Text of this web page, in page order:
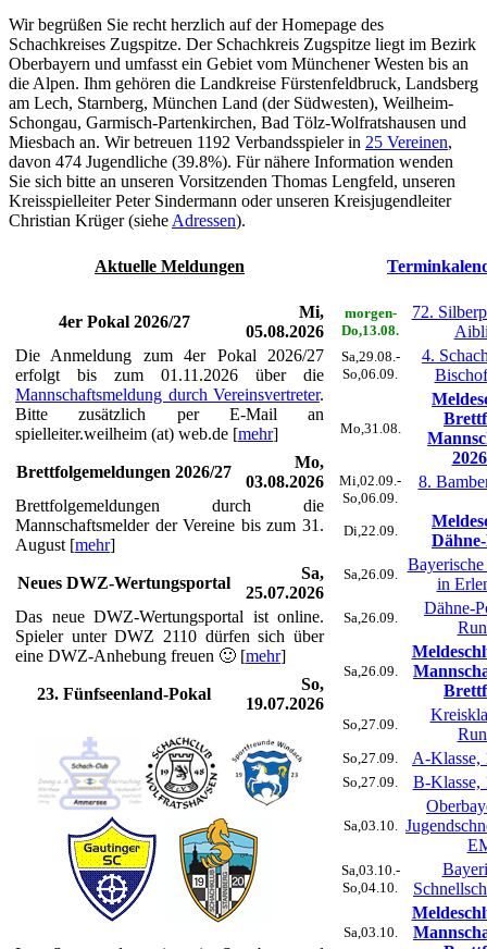
Wir begrüßen Sie recht herzlich auf der Homepage des
Schachkreises Zugspitze. Der Schachkreis Zugspitze liegt im Bezirk
Oberbayern und umfasst ein Gebiet vom Münchener Westen bis an
die Alpen. Ihm gehören die Landkreise Fürstenfeldbruck, Landsberg
am Lech, Starnberg, München Land (der Südwesten), Weilheim-
Schongau, Garmisch-Partenkirchen, Bad Tölz-Wolfratshausen und
Miesbach an. Wir betreuen 1192 Verbandsspieler in 25 Vereinen,
davon 474 Jugendliche (39.8%). Für nähere Information wenden
Sie sich bitte an unseren Vorsitzenden Thomas Lengfeld, unseren
Kreisspielleiter Peter Sindermann oder unseren Kreisjugendleiter
Christian Krüger (siehe Adressen).
Aktuelle Meldungen
4er Pokal 2026/27
Mi,
05.08.2026
Die Anmeldung zum 4er Pokal 2026/27
erfolgt bis zum 01.11.2026 über die
Mannschaftsmeldung durch Vereinsvertreter.
Bitte zusätzlich per E-Mail an
spielleiter.weilheim (at) web.de [mehr]
Brettfolgemeldungen 2026/27
Mo,
03.08.2026
Brettfolgemeldungen durch die
Mannschaftsmelder der Vereine bis zum 31.
August [mehr]
Neues DWZ-Wertungsportal
Sa,
25.07.2026
Das neue DWZ-Wertungsportal ist online.
Spieler unter DWZ 2110 dürfen sich über
eine DWZ-Anhebung freuen 🙂 [mehr]
23. Fünfseenland-Pokal
So,
19.07.2026
morgen-
Do,13.08.
72.
Sa,29.08.-
So,06.09.
4.
Mo,31.08.
Mi,02.09.-
So,06.09.
8.
Di,22.09.
Sa,26.09.
in
Sa,26.09.
Dähne-
Sa,26.09.
So,27.09.
So,27.09. A-Klasse,
So,27.09. B-Klasse,
Sa,03.10.
Sa,03.10.-
So,04.10.
Sa,03.10.